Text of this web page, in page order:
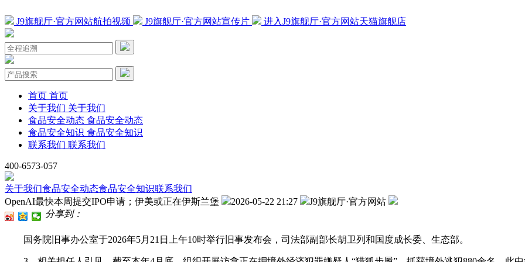
J9旗舰厅·官方网站航拍视频 J9旗舰厅·官方网站宣传片 进入J9旗舰厅·官方网站天猫旗舰店
首页 首页
关于我们 关于我们
食品安全动态 食品安全动态
食品安全知识 食品安全知识
联系我们 联系我们
400-6573-057
关于我们食品安全动态食品安全知识联系我们
OpenAI最快本周提交IPO申请；伊美或正在伊斯兰堡
2026-05-22 21:27
J9旗舰厅·官方网站
分享到：
国务院旧事办公室于2026年5月21日上午10时举行旧事发布会，司法部副部长胡卫列和国度成长委、生态部。